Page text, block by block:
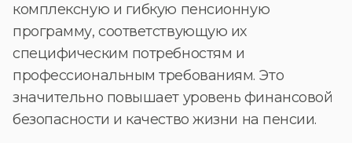
комплексную и гибкую пенсионную
программу, соответствующую их
специфическим потребностям и
профессиональным требованиям. Это
значительно повышает уровень финансовой
безопасности и качество жизни на пенсии.